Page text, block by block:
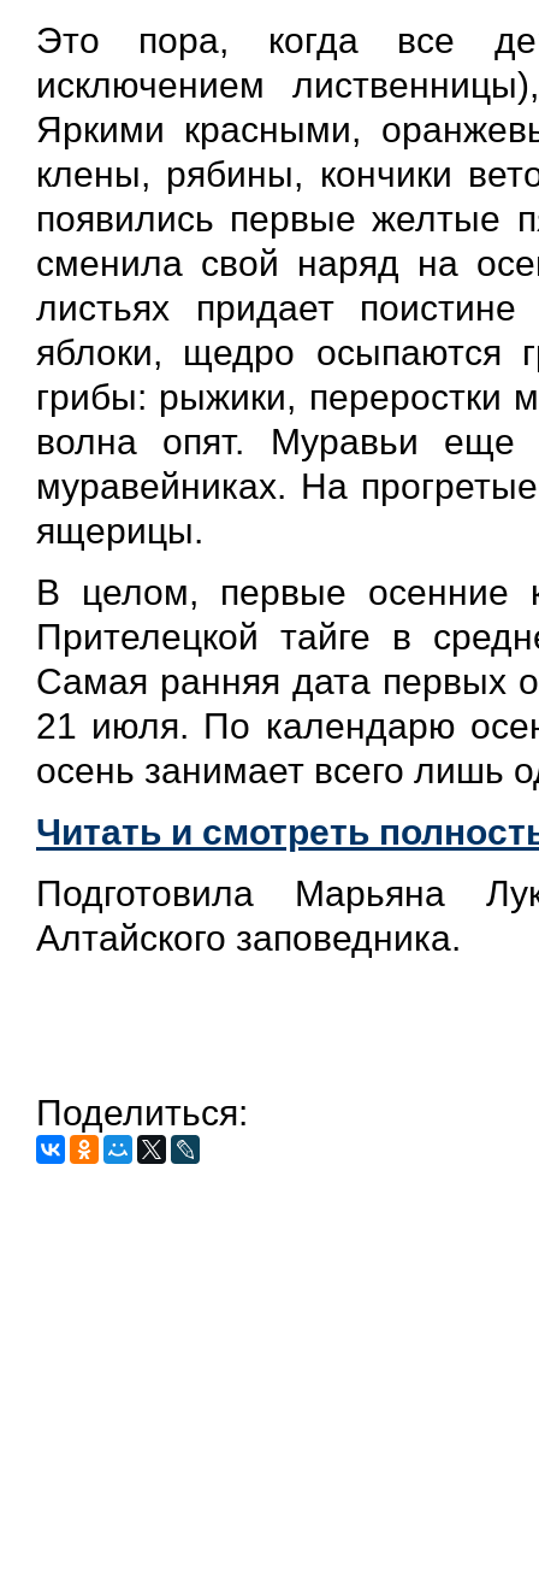
Это пора, когда все
исключением
Яркими красными,
клены, рябины, кончики
появились первые желтые
сменила свой наряд на
листьях придает
яблоки, щедро осыпаются
грибы: рыжики, переростки
волна опят. Муравьи еще
муравейниках. На
ящерицы.
В целом, первые осенние
Прителецкой тайге в
Самая ранняя дата первых
21 июля. По календарю
осень занимает всего лишь
Читать и смотреть
Подготовила Марьяна
Алтайского заповедника.
Поделиться: